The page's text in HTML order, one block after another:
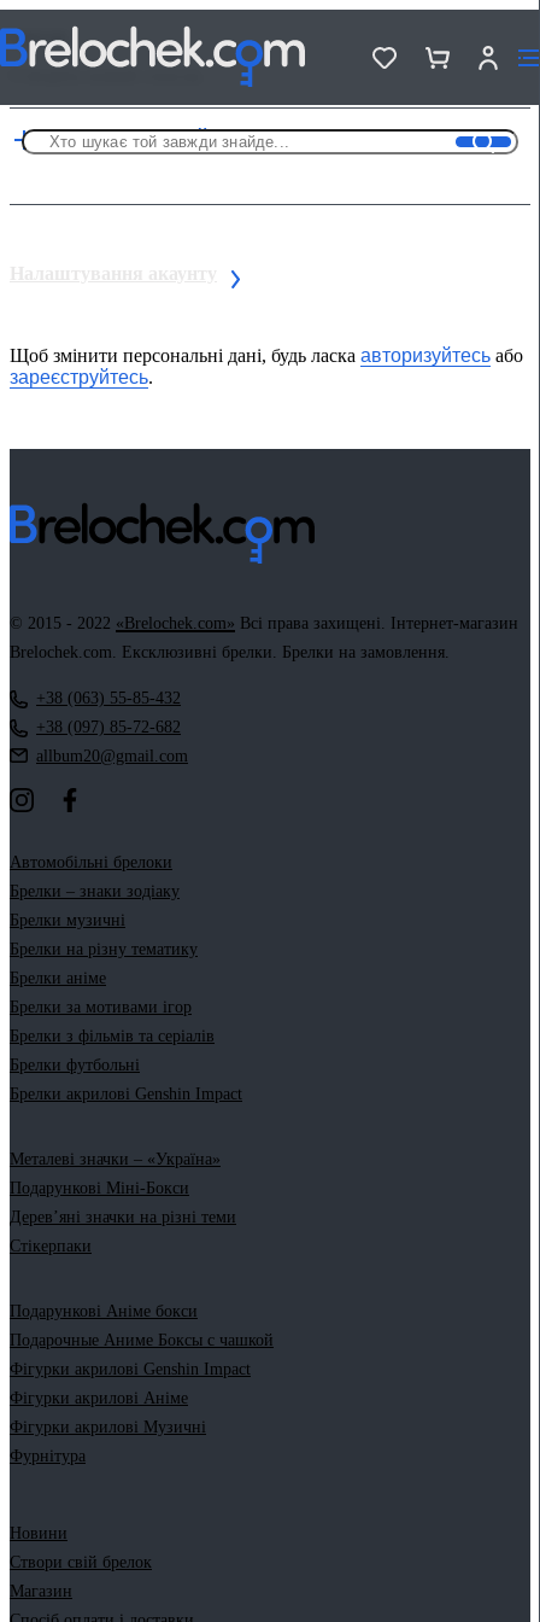
СПИСКИ
Створити новий
Щоб змінити персональні дані, будь ласка авторизуйтесь або
зареєструйтесь.
© 2015 - 2022 «Brelochek.com» Всі права захищені. Інтернет-магазин
Brelochek.com. Ексклюзивні брелки. Брелки на замовлення.
+38 (063) 55-85-432
+38 (097) 85-72-682
allbum20@gmail.com
Автомобільні брелоки
Брелки – знаки зодіаку
Брелки музичні
Брелки на різну тематику
Брелки аніме
Брелки за мотивами ігор
Брелки з фільмів та серіалів
Брелки футбольні
Брелки акрилові Genshin Impact
Металеві значки – «Україна»
Подарункові Міні-Бокси
Дерев’яні значки на різні теми
Стікерпаки
Подарункові Аніме бокси
Подарочные Аниме Боксы с чашкой
Фігурки акрилові Genshin Impact
Фігурки акрилові Аніме
Фігурки акрилові Музичні
Фурнітура
Новини
Створи свій брелок
Магазин